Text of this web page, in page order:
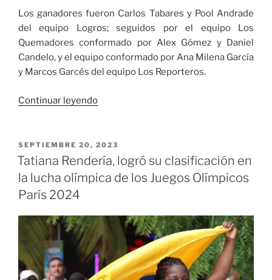
Los ganadores fueron Carlos Tabares y Pool Andrade
del equipo Logros; seguidos por el equipo Los
Quemadores conformado por Alex Gómez y Daniel
Candelo, y el equipo conformado por Ana Milena García
y Marcos Garcés del equipo Los Reporteros.
Continuar leyendo«Los
Valle
Invencible
ya
primeros
ganadores
de
la
versión
PUBLICADO
EL
SEPTIEMBRE 20, 2023
Tatiana Rendería, logró su clasificación en
la lucha olímpica de los Juegos Olímpicos
París 2024